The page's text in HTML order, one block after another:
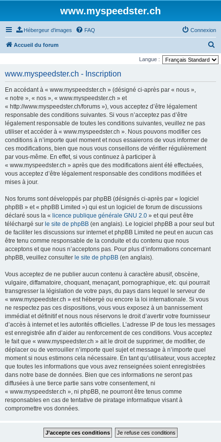
www.myspeedster.ch
Hébergeur d'images FAQ Connexion
Accueil du forum
e
Langue :
www.myspeedster.ch - Inscription
En accédant à « www.myspeedster.ch » (désigné ci-après par « nous »,
« notre », « nos », « www.myspeedster.ch » et
« http://www.myspeedster.ch/forums »), vous acceptez d’être légalement
responsable des conditions suivantes. Si vous n’acceptez pas d’être
légalement responsable de toutes les conditions suivantes, veuillez ne pas
utiliser et accéder à « www.myspeedster.ch ». Nous pouvons modifier ces
conditions à n’importe quel moment et nous essaierons de vous informer de
ces modifications, bien que nous vous conseillons de vérifier régulièrement
par vous-même. En effet, si vous continuez à participer à
« www.myspeedster.ch » après que des modifications aient été effectuées,
vous acceptez d’être légalement responsable des conditions modifiées et
mises à jour.
Nos forums sont développés par phpBB (désignés ci-après par « logiciel
phpBB » et « phpBB Limited ») qui est un logiciel de forum de discussions
déclaré sous la « licence publique générale GNU 2.0 » et qui peut être
téléchargé sur le site de phpBB (en anglais). Le logiciel phpBB a pour seul but
de faciliter les discussions sur internet et phpBB Limited ne peut en aucun cas
être tenu comme responsable de la conduite et du contenu que nous
acceptons et que nous n’acceptons pas. Pour plus d’informations concernant
phpBB, veuillez consulter le site de phpBB (en anglais).
Vous acceptez de ne publier aucun contenu à caractère abusif, obscène,
vulgaire, diffamatoire, choquant, menaçant, pornographique, etc. qui pourrait
transgresser la législation de votre pays, du pays dans lequel le serveur de
« www.myspeedster.ch » est hébergé ou encore la loi internationale. Si vous
ne respectez pas ces dispositions, vous vous exposez à un bannissement
immédiat et définitif et nous nous réservons le droit d’avertir votre fournisseur
d’accès à internet et les autorités officielles. L’adresse IP de tous les messages
est enregistrée afin d’aider au renforcement de ces conditions. Vous acceptez
le fait que « www.myspeedster.ch » ait le droit de supprimer, de modifier, de
déplacer ou de verrouiller n’importe quel sujet et message à n’importe quel
moment si nous estimons cela nécessaire. En tant qu’utilisateur, vous acceptez
que toutes les informations que vous avez renseignées soient enregistrées
dans notre base de données. Bien que ces informations ne seront pas
diffusées à une tierce partie sans votre consentement, ni
« www.myspeedster.ch », ni phpBB, ne pourront être tenus comme
responsables en cas de tentative de piratage informatique visant à
compromettre vos données.